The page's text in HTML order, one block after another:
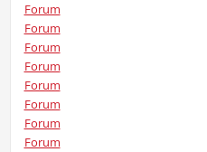
Forum
Forum
Forum
Forum
Forum
Forum
Forum
Forum